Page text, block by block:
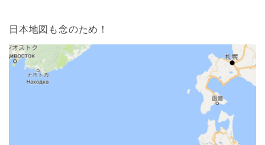
日本地図も念のため！